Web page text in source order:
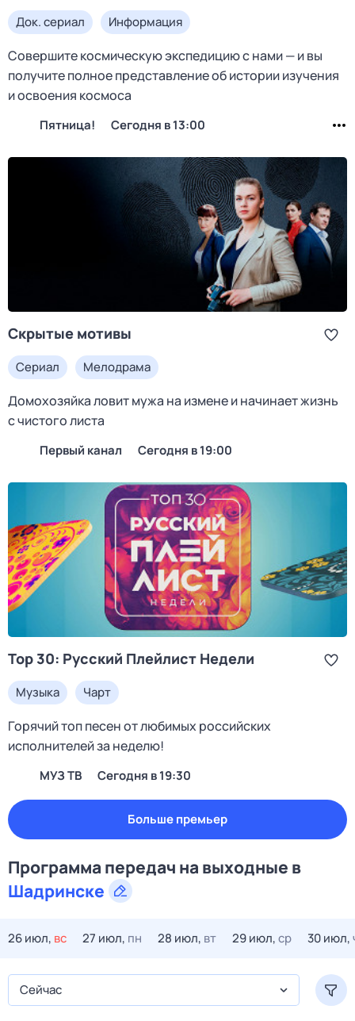
Док. сериал Информация
Совершите космическую экспедицию с нами — и вы
получите полное представление об истории изучения
и освоения космоса
Пятница! Сегодня в 13:00
Скрытые мотивы
Сериал Мелодрама
Домохозяйка ловит мужа на измене и начинает жизнь
с чистого листа
Первый канал Сегодня в 19:00
Top 30: Русский Плейлист Недели
Музыка Чарт
Горячий топ песен от любимых российских
исполнителей за неделю!
МУЗ ТВ Сегодня в 19:30
Больше премьер
Программа передач на выходные в
Шадринске
26 июл, вс 27 июл, пн 28 июл, вт 29 июл,ср 30 июл,
Сейчас